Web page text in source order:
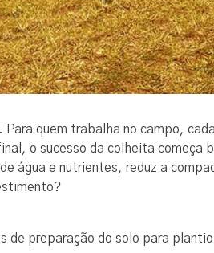
quem trabalha no campo,
o sucesso da colheita
água e nutrientes, reduz a
preparação do solo para